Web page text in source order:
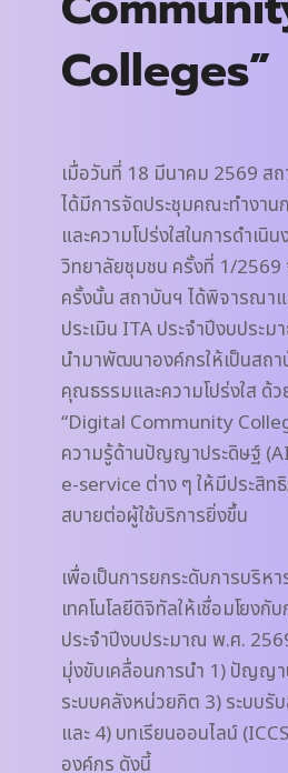
Colleges”
เมื่อวันที่ 18 มีนาคม 2569 ส
ได้มีการจัดประชุมคณะทำงา
และความโปร่งใสในการดำเนิ
วิทยาลัยชุมชน ครั้งที่ 1/2569
ครั้งนั้น สถาบันฯ ได้พิจารณาแ
ประเมิน ITA ประจำปีงบประ
นำมาพัฒนาองค์กรให้เป็นสถ
คุณธรรมและความโปร่งใส ด้
“Digital Community
ความรู้ด้านปัญญาประดิษฐ์
e-service ต่าง ๆ ให้มีประสิท
สบายต่อผู้ใช้บริการยิ่งขึ้น
เพื่อเป็นการยกระดับการบริห
เทคโนโลยีดิจิทัลให้เชื่อมโยงกั
ประจำปีงบประมาณ พ.ศ.
มุ่งขับเคลื่อนการนำ 1) ปัญญ
ระบบคลังหน่วยกิต 3) ระบบรั
และ 4) บทเรียนออนไลน์
องค์กร ดังนี้